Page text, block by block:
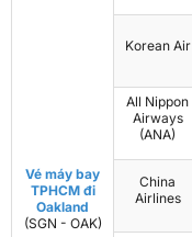
Vé máy bay
TPHCM đi
Oakland
(SGN - OAK)
Korean Air
All Nippon
Airways
(ANA)
China
Airlines